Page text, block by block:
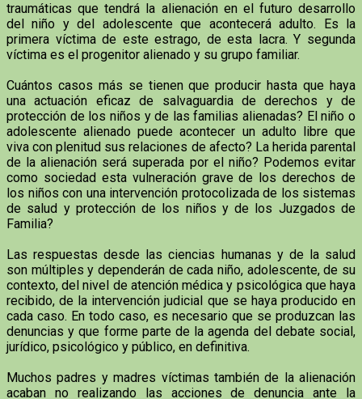
traumáticas que tendrá la alienación en el futuro desarrollo
del niño y del adolescente que acontecerá adulto. Es la
primera víctima de este estrago, de esta lacra. Y segunda
víctima es el progenitor alienado y su grupo familiar.
Cuántos casos más se tienen que producir hasta que haya
una actuación eficaz de salvaguardia de derechos y de
protección de los niños y de las familias alienadas? El niño o
adolescente alienado puede acontecer un adulto libre que
viva con plenitud sus relaciones de afecto? La herida parental
de la alienación será superada por el niño? Podemos evitar
como sociedad esta vulneración grave de los derechos de
los niños con una intervención protocolizada de los sistemas
de salud y protección de los niños y de los Juzgados de
Familia?
Las respuestas desde las ciencias humanas y de la salud
son múltiples y dependerán de cada niño, adolescente, de su
contexto, del nivel de atención médica y psicológica que haya
recibido, de la intervención judicial que se haya producido en
cada caso. En todo caso, es necesario que se produzcan las
denuncias y que forme parte de la agenda del debate social,
jurídico, psicológico y público, en definitiva.
Muchos padres y madres víctimas también de la alienación
acaban no realizando las acciones de denuncia ante la